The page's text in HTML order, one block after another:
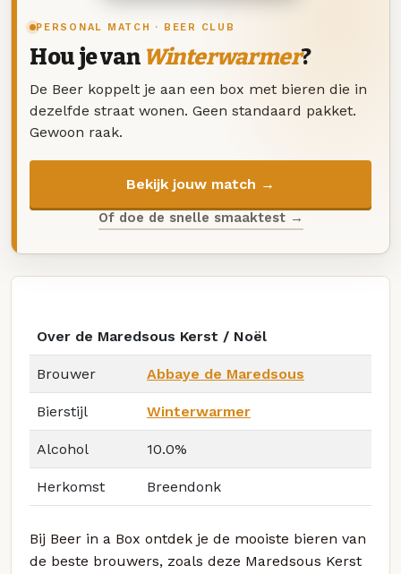
PERSONAL MATCH · BEER CLUB
Hou je van Winterwarmer?
De Beer koppelt je aan een box met bieren die in
dezelfde straat wonen. Geen standaard pakket.
Gewoon raak.
Bekijk jouw match →
Of doe de snelle smaaktest →
Over de Maredsous Kerst / Noël
Brouwer Abbaye de Maredsous
Bierstijl Winterwarmer
Alcohol 10.0%
Herkomst Breendonk
Bij Beer in a Box ontdek je de mooiste bieren van
de beste brouwers, zoals deze Maredsous Kerst